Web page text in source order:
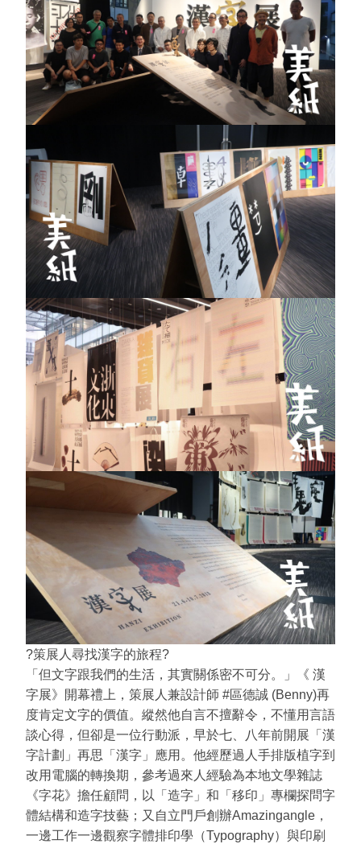
?策展人尋找漢字的旅程?
「但文字跟我們的生活，其實關係密不可分。」《 漢
字展》開幕禮上，策展人兼設計師 #區德誠 (Benny)再
度肯定文字的價值。縱然他自言不擅辭令，不懂用言語
談心得，但卻是一位行動派，早於七、八年前開展「漢
字計劃」再思「漢字」應用。他經歷過人手排版植字到
改用電腦的轉換期，參考過來人經驗為本地文學雜誌
《字花》擔任顧問，以「造字」和「移印」專欄探問字
體結構和造字技藝；又自立門戶創辦Amazingangle，
一邊工作一邊觀察字體排印學（Typography）與印刷